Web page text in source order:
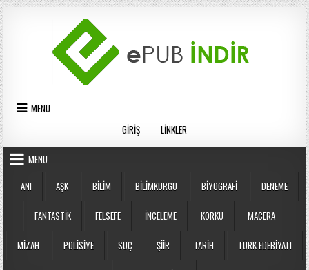
Skip
to
content
MENU
GIRIŞ
LINKLER
MENU
ANI
AŞK BILIM BILIMKURGU BIYOGRAFI DENEME
FANTASTIK FELSEFE İNCELEME KORKU MACERA
MIZAH POLISIYE SUÇ ŞIIR TARIH TÜRK EDEBIYATI